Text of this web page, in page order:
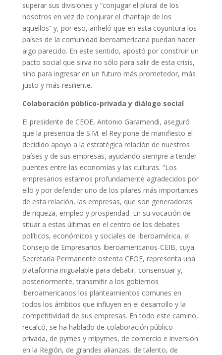
superar sus divisiones y “conjugar el plural de los
nosotros en vez de conjurar el chantaje de los
aquellos” y, por eso, anheló que en esta coyuntura los
países de la comunidad iberoamericana puedan hacer
algo parecido. En este sentido, apostó por construir un
pacto social que sirva no sólo para salir de esta crisis,
sino para ingresar en un futuro más prometedor, más
justo y más resiliente.
Colaboración público-privada y diálogo social
El presidente de CEOE, Antonio Garamendi, aseguró
que la presencia de S.M. el Rey pone de manifiesto el
decidido apoyo a la estratégica relación de nuestros
países y de sus empresas, ayudando siempre a tender
puentes entre las economías y las culturas. “Los
empresarios estamos profundamente agradecidos por
ello y por defender uno de los pilares más importantes
de esta relación, las empresas, que son generadoras
de riqueza, empleo y prosperidad. En su vocación de
situar a estas últimas en el centro de los debates
políticos, económicos y sociales de Iberoamérica, el
Consejo de Empresarios Iberoamericanos-CEIB, cuya
Secretaría Permanente ostenta CEOE, representa una
plataforma inigualable para debatir, consensuar y,
posteriormente, transmitir a los gobiernos
iberoamericanos los planteamientos comunes en
todos los ámbitos que influyen en el desarrollo y la
competitividad de sus empresas. En todo este camino,
recalcó, se ha hablado de colaboración público-
privada, de pymes y mipymes, de comercio e inversión
en la Región, de grandes alianzas, de talento, de